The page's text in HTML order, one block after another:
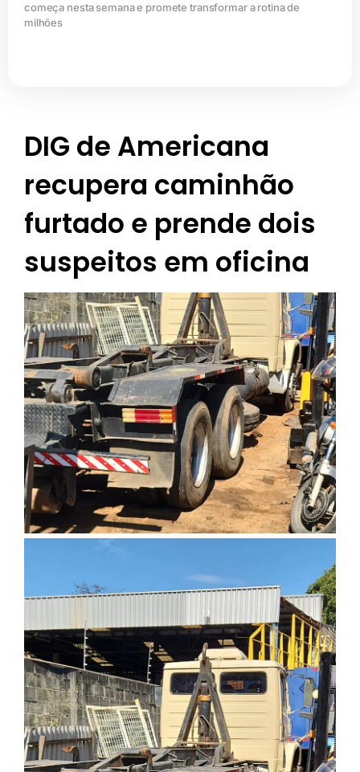
começa nesta semana e promete transformar a rotina de
milhões
DIG de Americana
recupera caminhão
furtado e prende dois
suspeitos em oficina